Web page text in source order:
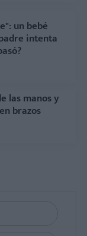
un bebé
intenta
las manos y
brazos